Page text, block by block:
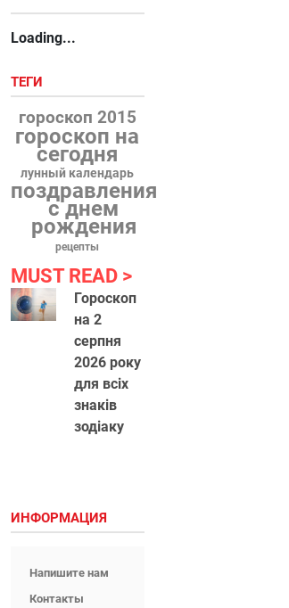
Loading...
ТЕГИ
гороскоп 2015
гороскоп на
сегодня
лунный календарь
поздравления
с днем
рождения
рецепты
MUST READ
Гороскоп
на 2
серпня
2026 року
для всіх
знаків
зодіаку
ИНФОРМАЦИЯ
Напишите нам
Контакты